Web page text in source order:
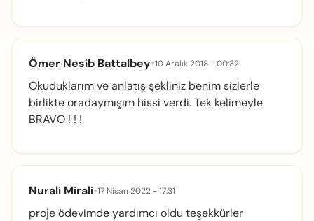
Ömer Nesib Battalbey•10 Aralık 2018 - 00:32
Okuduklarım ve anlatış şekliniz benim sizlerle
birlikte oradaymışım hissi verdi. Tek kelimeyle
BRAVO ! ! !
Nurali Mirali•17 Nisan 2022 - 17:31
proje ödevimde yardımcı oldu teşekkürler